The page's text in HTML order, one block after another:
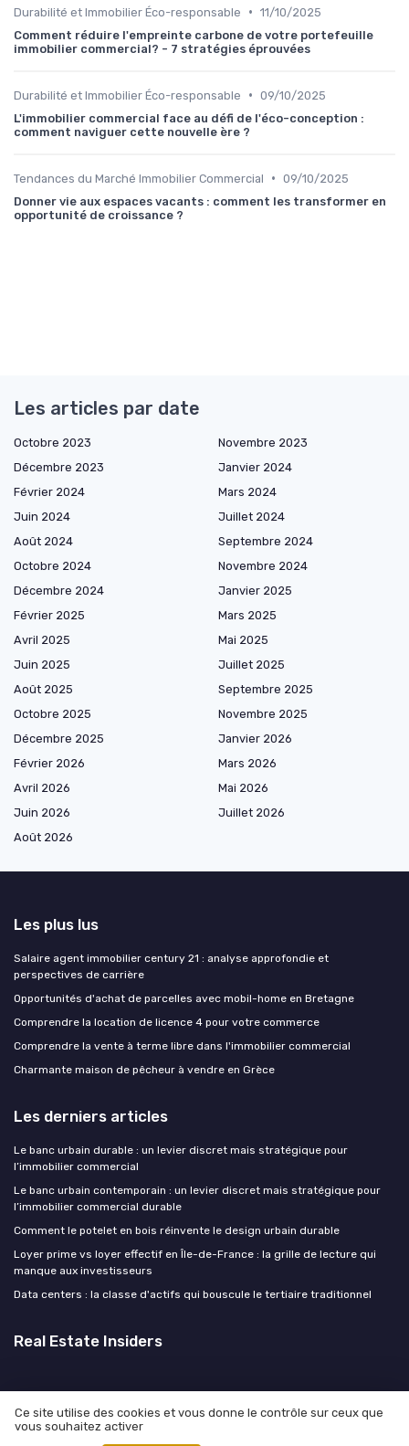
Durabilité et Immobilier Éco-responsable • 11/10/2025
Comment réduire l'empreinte carbone de votre portefeuille
immobilier commercial? - 7 stratégies éprouvées
Durabilité et Immobilier Éco-responsable • 09/10/2025
L'immobilier commercial face au défi de l'éco-conception :
comment naviguer cette nouvelle ère ?
Tendances du Marché Immobilier Commercial • 09/10/2025
Donner vie aux espaces vacants : comment les transformer en
opportunité de croissance ?
Les articles par date
Octobre 2023
Novembre 2023
Décembre 2023
Janvier 2024
Février 2024
Mars 2024
Juin 2024
Juillet 2024
Août 2024
Septembre 2024
Octobre 2024
Novembre 2024
Décembre 2024
Janvier 2025
Février 2025
Mars 2025
Avril 2025
Mai 2025
Juin 2025
Juillet 2025
Août 2025
Septembre 2025
Octobre 2025
Novembre 2025
Décembre 2025
Janvier 2026
Février 2026
Mars 2026
Avril 2026
Mai 2026
Juin 2026
Juillet 2026
Août 2026
Les plus lus
Salaire agent immobilier century 21 : analyse approfondie et
perspectives de carrière
Opportunités d'achat de parcelles avec mobil-home en Bretagne
Comprendre la location de licence 4 pour votre commerce
Comprendre la vente à terme libre dans l'immobilier commercial
Charmante maison de pêcheur à vendre en Grèce
Les derniers articles
Le banc urbain durable : un levier discret mais stratégique pour
l’immobilier commercial
Le banc urbain contemporain : un levier discret mais stratégique pour
l’immobilier commercial durable
Comment le potelet en bois réinvente le design urbain durable
Loyer prime vs loyer effectif en Île-de-France : la grille de lecture qui
manque aux investisseurs
Data centers : la classe d'actifs qui bouscule le tertiaire traditionnel
Real Estate Insiders
Mentions légales
Ce site utilise des cookies et vous donne le contrôle sur ceux que
vous souhaitez activer